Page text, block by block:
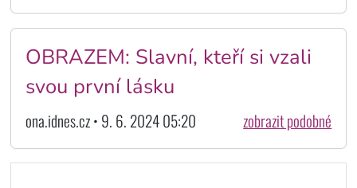
OBRAZEM: Slavní, kteří si vzali
svou první lásku
ona.idnes.cz • 9. 6. 2024 05:20 zobrazit podobné